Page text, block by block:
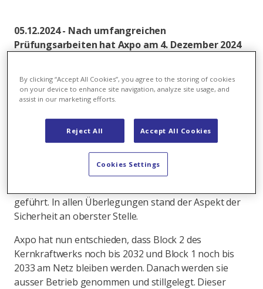
05.12.2024 - Nach umfangreichen
Prüfungsarbeiten hat Axpo am 4. Dezember 2024
investieren. Somit wird Beznau im Jahr 2033 auf 64
Jahre zuverlässige und CO2-arme
Axpo hat umfangreiche Abklärungen getroffen und
Untersuchungen durchgeführt. Dabei wurden auch
externe Spezialisten und Lieferanten beigezogen
geführt. In allen Überlegungen stand der Aspekt der
Sicherheit an oberster Stelle.
Axpo hat nun entschieden, dass Block 2 des
Kernkraftwerks noch bis 2032 und Block 1 noch bis
2033 am Netz bleiben werden. Danach werden sie
ausser Betrieb genommen und stillgelegt. Dieser
By clicking “Accept All Cookies”, you agree to the storing of cookies
on your device to enhance site navigation, analyze site usage, and
assist in our marketing efforts.
Reject All Accept All Cookies
Cookies Settings